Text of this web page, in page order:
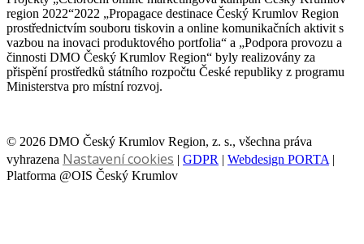
region 2022“2022 „Propagace destinace Český Krumlov Region
prostřednictvím souboru tiskovin a online komunikačních aktivit s
vazbou na inovaci produktového portfolia“ a „Podpora provozu a
činnosti DMO Český Krumlov Region“ byly realizovány za
přispění prostředků státního rozpočtu České republiky z programu
Ministerstva pro místní rozvoj.
© 2026 DMO Český Krumlov Region, z. s., všechna práva
vyhrazena Nastavení cookies | GDPR | Webdesign PORTA |
Platforma @OIS Český Krumlov